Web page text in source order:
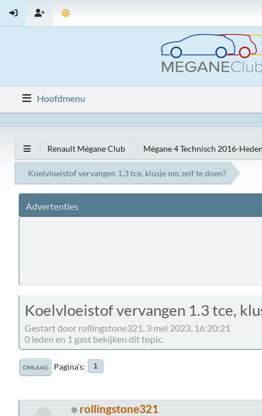
Hoofdmenu
Renault Mégane Club Mégane 4 Technisch 2016-
Koelvloeistof vervangen 1.3 tce, klusje om zelf te doen?
Advertenties
Koelvloeistof vervangen 1.3 tce,
Gestart door rollingstone321, 3 mei 2023, 16:20:21
0 leden en 1 gast bekijken dit topic.
OMLAAG Pagina's 1
rollingstone321